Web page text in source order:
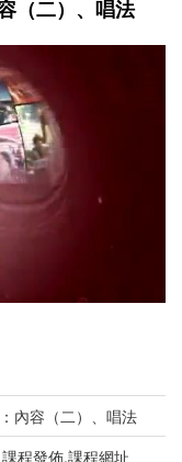
（二）、唱法
內容（二）、唱法
程發佈,課程網址